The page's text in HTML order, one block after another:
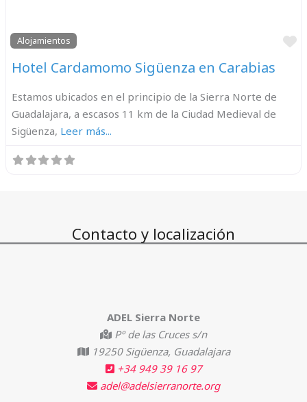
Alojamientos
Hotel Cardamomo Sigüenza en Carabias
Estamos ubicados en el principio de la Sierra Norte de
Guadalajara, a escasos 11 km de la Ciudad Medieval de
Sigüenza, Leer más...
Contacto y localización
ADEL Sierra Norte
Pº de las Cruces s/n
19250 Sigüenza, Guadalajara
+34 949 39 16 97
adel@adelsierranorte.org